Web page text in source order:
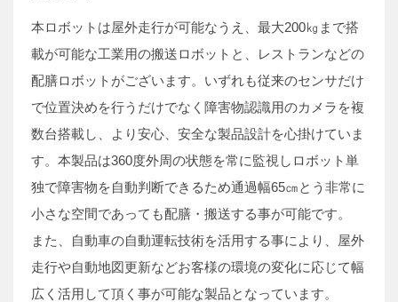
本ロボットは屋外走行が可能なうえ、最大200㎏まで搭
載が可能な工業用の搬送ロボットと、レストランなどの
配膳ロボットがございます。いずれも従来のセンサだけ
で位置決めを行うだけでなく障害物認識用のカメラを複
数台搭載し、より安心、安全な製品設計を心掛けていま
す。本製品は360度外周の状態を常に監視しロボット単
独で障害物を自動判断できるため通過幅65㎝とう非常に
小さな空間であっても配膳・搬送する事が可能です。
また、自動車の自動運転技術を活用する事により、屋外
走行や自動地図更新などお客様の環境の変化に応じて幅
広く活用して頂く事が可能な製品となっています。